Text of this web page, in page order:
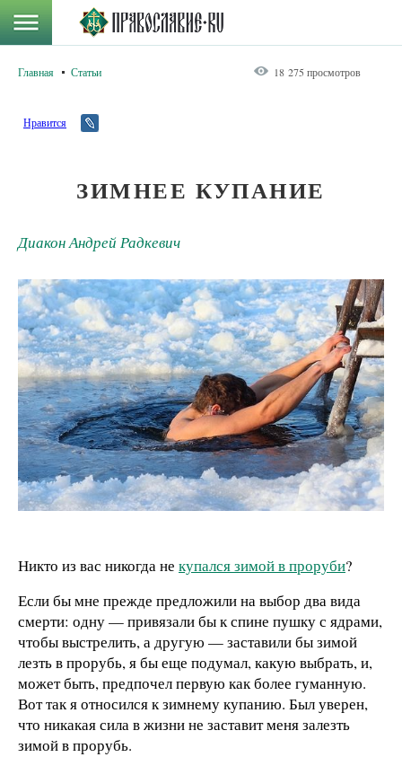
Главная Статьи 18 275 просмотров
Нравится
ЗИМНЕЕ КУПАНИЕ
Диакон Андрей Радкевич
Никто из вас никогда не купался зимой в проруби?
Если бы мне прежде предложили на выбор два вида
смерти: одну — привязали бы к спине пушку с ядрами,
чтобы выстрелить, а другую — заставили бы зимой
лезть в прорубь, я бы еще подумал, какую выбрать, и,
может быть, предпочел первую как более гуманную.
Вот так я относился к зимнему купанию. Был уверен,
что никакая сила в жизни не заставит меня залезть
зимой в прорубь.